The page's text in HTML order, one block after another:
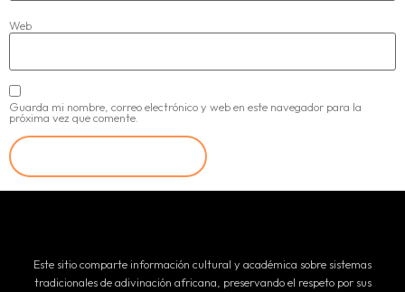
Web
Guarda mi nombre, correo electrónico y web en este navegador para la
próxima vez que comente.
Este sitio comparte información cultural y académica sobre sistemas
tradicionales de adivinación africana, preservando el respeto por sus